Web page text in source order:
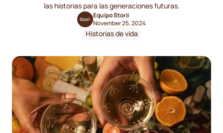
las historias para las generaciones futuras.
Equipo Storii
November 25, 2024
Historias de vida